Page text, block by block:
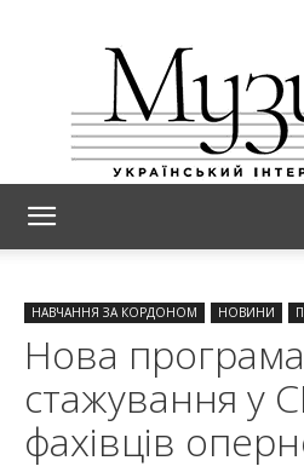
НАВЧАННЯ ЗА КОРДОНОМ НОВИНИ
Нова програма
стажування у
фахівців